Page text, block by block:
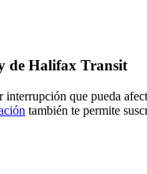
de Halifax Transit
que pueda
también te permite